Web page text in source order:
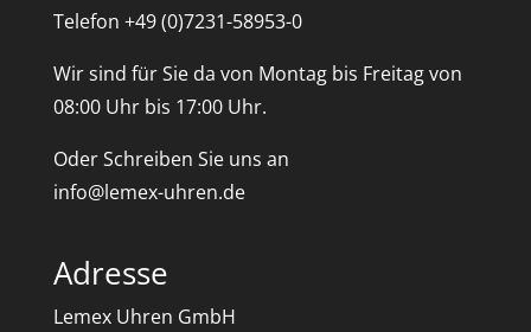
Telefon +49 (0)7231-58953-0
Wir sind für Sie da von Montag bis Freitag von
08:00 Uhr bis 17:00 Uhr.
Oder Schreiben Sie uns an
info@lemex-uhren.de
Adresse
Lemex Uhren GmbH